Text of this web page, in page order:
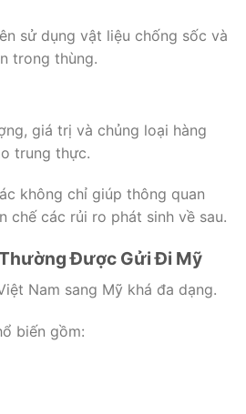
sử dụng vật liệu chống sốc và
trong thùng.
giá trị và chủng loại hàng
trung thực.
không chỉ giúp thông quan
chế các rủi ro phát sinh về sau.
Được Gửi Đi Mỹ
Nam sang Mỹ khá đa dạng.
biến gồm: